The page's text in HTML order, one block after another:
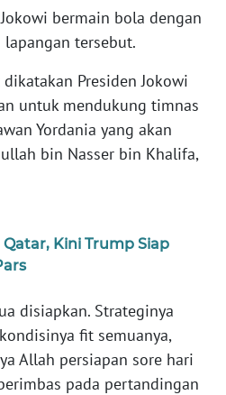
bermain bola dengan
tersebut.
Presiden Jokowi
untuk mendukung timnas
Yordania yang akan
bin Nasser bin Khalifa,
Kini Trump Siap
disiapkan. Strateginya
fit semuanya,
Allah persiapan sore hari
pada pertandingan